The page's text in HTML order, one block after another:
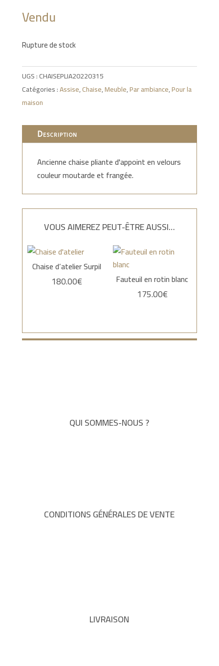
Vendu
Rupture de stock
UGS :CHAISEPLIA20220315
Catégories :Assise,Chaise,Meuble,Par ambiance,Pour la
maison
Description
Ancienne chaise pliante d'appoint en velours
couleur moutarde et frangée.
VOUS AIMEREZ PEUT-ÊTRE AUSSI…
Chaise d’atelier Surpil
180.00€ Fauteuil en rotin blanc
175.00€
QUI SOMMES-NOUS ?
CONDITIONS GÉNÉRALES DE VENTE
LIVRAISON